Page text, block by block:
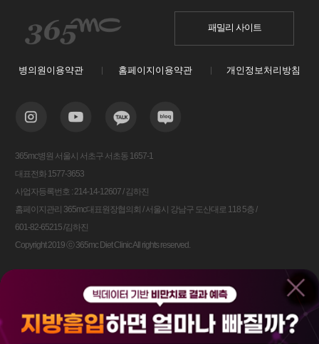
패밀리 사이트
병의원이용약관 홈페이지이용약관 개인정보처리방침
365mc병원 서울시 서초구 서초동 1657-1
대표전화 1577-3653
사업자등록번호 : 214-14-12607 / 김하진
홈페이지관리 365mc대표원장협의회 / 서울시 강남구 도산대로 118 5층 /
601-82-65215 /김하진
Copyright 2019 ⓒ 365mc Diet Clinic All rights reserved.